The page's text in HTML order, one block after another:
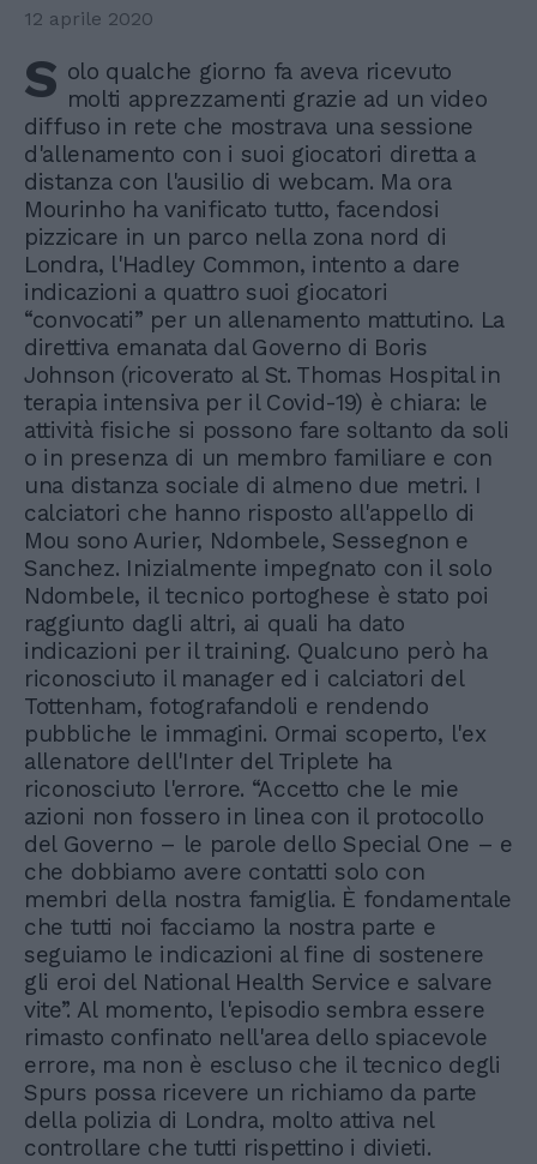
12 aprile 2020
S olo qualche giorno fa aveva ricevuto
molti apprezzamenti grazie ad un video
diffuso in rete che mostrava una sessione
d'allenamento con i suoi giocatori diretta a
distanza con l'ausilio di webcam. Ma ora
Mourinho ha vanificato tutto, facendosi
pizzicare in un parco nella zona nord di
Londra, l'Hadley Common, intento a dare
indicazioni a quattro suoi giocatori
“convocati” per un allenamento mattutino. La
direttiva emanata dal Governo di Boris
Johnson (ricoverato al St. Thomas Hospital in
terapia intensiva per il Covid-19) è chiara: le
attività fisiche si possono fare soltanto da soli
o in presenza di un membro familiare e con
una distanza sociale di almeno due metri. I
calciatori che hanno risposto all'appello di
Mou sono Aurier, Ndombele, Sessegnon e
Sanchez. Inizialmente impegnato con il solo
Ndombele, il tecnico portoghese è stato poi
raggiunto dagli altri, ai quali ha dato
indicazioni per il training. Qualcuno però ha
riconosciuto il manager ed i calciatori del
Tottenham, fotografandoli e rendendo
pubbliche le immagini. Ormai scoperto, l'ex
allenatore dell'Inter del Triplete ha
riconosciuto l'errore. “Accetto che le mie
azioni non fossero in linea con il protocollo
del Governo – le parole dello Special One – e
che dobbiamo avere contatti solo con
membri della nostra famiglia. È fondamentale
che tutti noi facciamo la nostra parte e
seguiamo le indicazioni al fine di sostenere
gli eroi del National Health Service e salvare
vite”. Al momento, l'episodio sembra essere
rimasto confinato nell'area dello spiacevole
errore, ma non è escluso che il tecnico degli
Spurs possa ricevere un richiamo da parte
della polizia di Londra, molto attiva nel
controllare che tutti rispettino i divieti.